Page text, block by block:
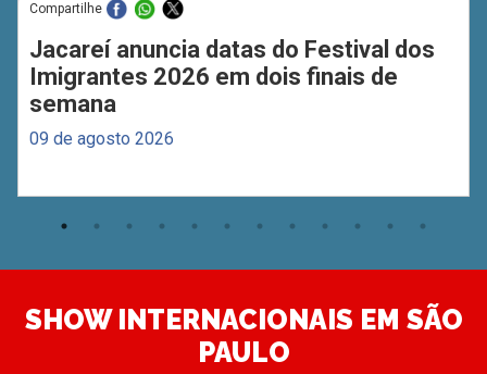
Compartilhe
Jacareí anuncia datas do Festival dos
Imigrantes 2026 em dois finais de
semana
09 de agosto 2026
SHOW INTERNACIONAIS EM SÃO
PAULO